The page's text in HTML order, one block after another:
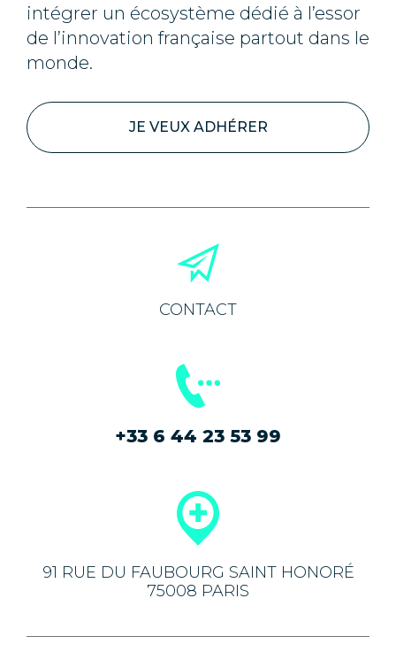
intégrer un écosystème dédié à l’essor
de l’innovation française partout dans le
monde.
JE VEUX ADHÉRER
CONTACT
+33 6 44 23 53 99
91 RUE DU FAUBOURG SAINT HONORÉ
75008 PARIS